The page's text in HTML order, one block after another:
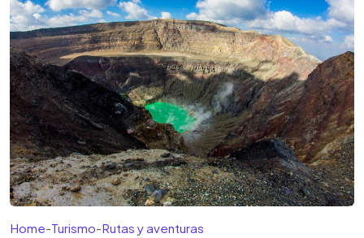
Home-Turismo-Rutas y aventuras